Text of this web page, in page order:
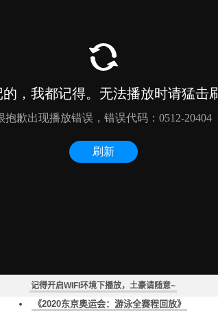
记得开启WIFI环境下播放，土豪请随意~
2020东京奥运会：马拉松游泳男子组10公里全赛程回放
2020东京奥运会：马拉松游泳第1天全赛程回放
《2020东京奥运会：游泳全赛程回放》